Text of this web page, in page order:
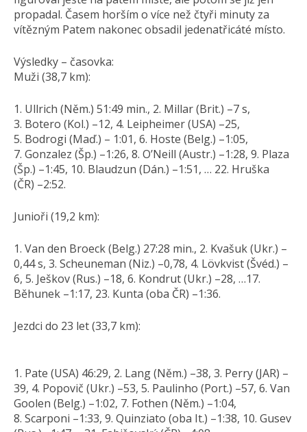
propadal. Časem horším o více než čtyři minuty za
vítězným Patem nakonec obsadil jedenatřicáté místo.
Výsledky – časovka:
Muži (38,7 km):
1. Ullrich (Něm.) 51:49 min., 2. Millar (Brit.) –7 s,
3. Botero (Kol.) –12, 4. Leipheimer (USA) –25,
5. Bodrogi (Maď.) – 1:01, 6. Hoste (Belg.) –1:05,
7. Gonzalez (Šp.) –1:26, 8. O’Neill (Austr.) –1:28, 9. Plaza
(Šp.) –1:45, 10. Blaudzun (Dán.) –1:51, … 22. Hruška
(ČR) –2:52.
Junioři (19,2 km):
1. Van den Broeck (Belg.) 27:28 min., 2. Kvašuk (Ukr.) –
0,44 s, 3. Scheuneman (Niz.) –0,78, 4. Lövkvist (Švéd.) –
6, 5. Ješkov (Rus.) –18, 6. Kondrut (Ukr.) –28, …17.
Běhunek –1:17, 23. Kunta (oba ČR) –1:36.
Jezdci do 23 let (33,7 km):
1. Pate (USA) 46:29, 2. Lang (Něm.) –38, 3. Perry (JAR) –
39, 4. Popovič (Ukr.) –53, 5. Paulinho (Port.) –57, 6. Van
Goolen (Belg.) –1:02, 7. Fothen (Něm.) –1:04,
8. Scarponi –1:33, 9. Quinziato (oba It.) –1:38, 10. Gusev